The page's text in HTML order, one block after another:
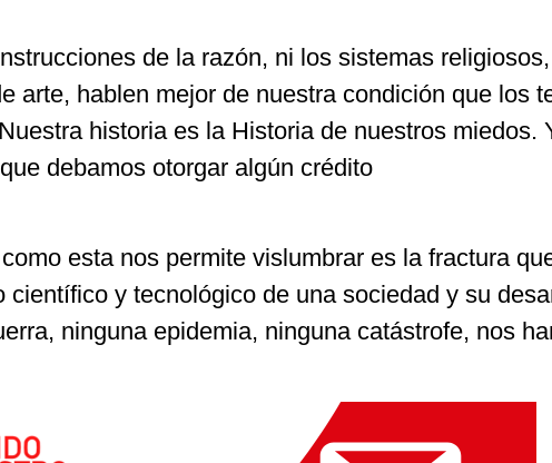
de la razón, ni los sistemas
arte, hablen mejor de nuestra condición que los
historia es la Historia de nuestros miedos.
debamos otorgar algún crédito
esta nos permite vislumbrar es la fractura
científico y tecnológico de una sociedad y su
ninguna epidemia, ninguna catástrofe, nos